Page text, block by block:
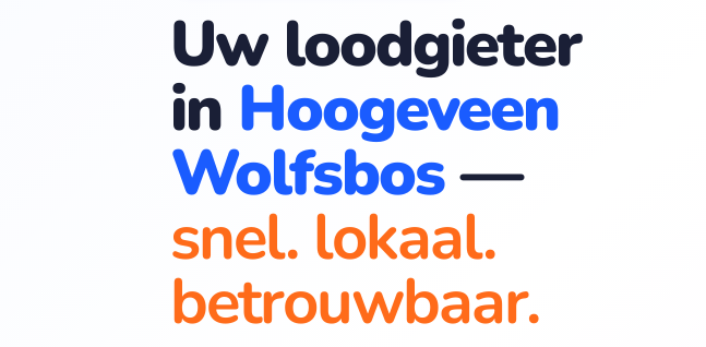
Uw loodgieter
in Hoogeveen
Wolfsbos—
snel. lokaal.
betrouwbaar.